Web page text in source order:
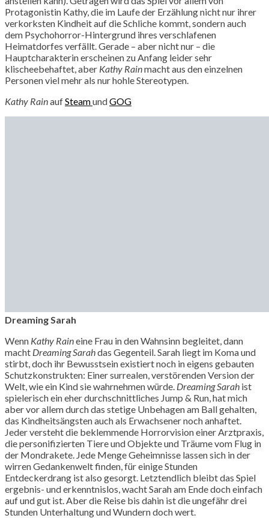
Protagonistin Kathy, die im Laufe der Erzählung nicht nur ihrer
verkorksten Kindheit auf die Schliche kommt, sondern auch
dem Psychohorror-Hintergrund ihres verschlafenen
Heimatdorfes verfällt. Gerade – aber nicht nur – die
Hauptcharakterin erscheinen zu Anfang leider sehr
klischeebehaftet, aber Kathy Rainmacht aus den einzelnen
Personen viel mehr als nur hohle Stereotypen.
Kathy RainaufSteamundGOG
Dreaming Sarah
Wenn Kathy Raineine Frau in den Wahnsinn begleitet, dann
macht Dreaming Sarahdas Gegenteil. Sarah liegt im Koma und
stirbt, doch ihr Bewusstsein existiert noch in eigens gebauten
Schutzkonstrukten: Einer surrealen, verstörenden Version der
Welt, wie ein Kind sie wahrnehmen würde. Dreaming Sarah ist
spielerisch ein eher durchschnittliches Jump & Run, hat mich
aber vor allem durch das stetige Unbehagen am Ball gehalten,
das Kindheitsängsten auch als Erwachsener noch anhaftet.
Jeder versteht die beklemmende Horrorvision einer Arztpraxis,
die personifizierten Tiere und Objekte und Träume vom Flug in
der Mondrakete. Jede Menge Geheimnisse lassen sich in der
wirren Gedankenwelt finden, für einige Stunden
Entdeckerdrang ist also gesorgt. Letztendlich bleibt das Spiel
ergebnis- und erkenntnislos, wacht Sarah am Ende doch einfach
auf und gut ist. Aber die Reise bis dahin ist die ungefähr drei
Stunden Unterhaltung und Wundern doch wert.